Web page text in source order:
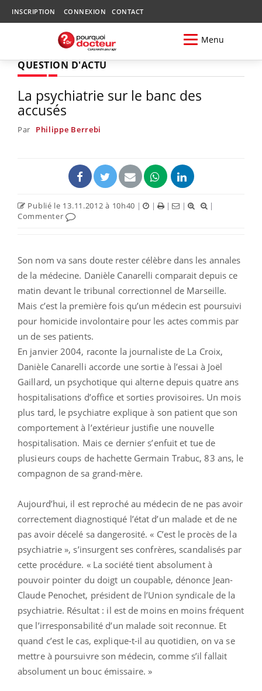
INSCRIPTION CONNEXION CONTACT
Menu
QUESTION D'ACTU
La psychiatrie sur le banc des
accusés
Par Philippe Berrebi
Publié le 13.11.2012 à 10h40 | | | |
|
Commenter
Son nom va sans doute rester célèbre dans les annales
de la médecine. Danièle Canarelli comparait depuis ce
matin devant le tribunal correctionnel de Marseille.
Mais c’est la première fois qu’un médecin est poursuivi
pour homicide involontaire pour les actes commis par
un de ses patients.
En janvier 2004, raconte la journaliste de La Croix,
Danièle Canarelli accorde une sortie à l’essai à Joël
Gaillard, un psychotique qui alterne depuis quatre ans
hospitalisations d’office et sorties provisoires. Un mois
plus tard, le psychiatre explique à son patient que son
comportement à l’extérieur justifie une nouvelle
hospitalisation. Mais ce dernier s’enfuit et tue de
plusieurs coups de hachette Germain Trabuc, 83 ans, le
compagnon de sa grand-mère.
Aujourd’hui, il est reproché au médecin de ne pas avoir
correctement diagnostiqué l’état d’un malade et de ne
pas avoir décelé sa dangerosité. « C’est le procès de la
psychiatrie », s’insurgent ses confrères, scandalisés par
cette procédure. « La société tient absolument à
pouvoir pointer du doigt un coupable, dénonce Jean-
Claude Penochet, président de l’Union syndicale de la
psychiatrie. Résultat : il est de moins en moins fréquent
que l’irresponsabilité d’un malade soit reconnue. Et
quand c’est le cas, explique-t-il au quotidien, on va se
mettre à poursuivre son médecin, comme s’il fallait
absolument un bouc émissaire. »